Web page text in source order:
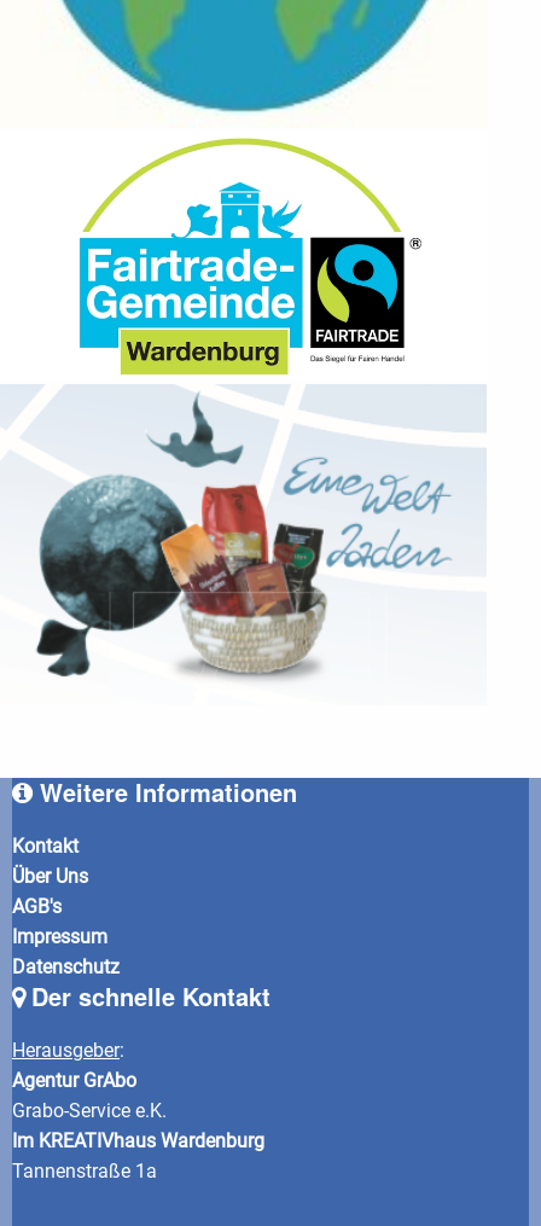
Weitere Informationen
Kontakt
Über Uns
AGB's
Impressum
Datenschutz
Der schnelle Kontakt
Herausgeber:
Agentur GrAbo
Grabo-Service e.K.
Im KREATIVhaus Wardenburg
Tannenstraße 1a